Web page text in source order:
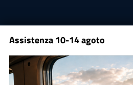
Menu
Assistenza 10-14 agoto